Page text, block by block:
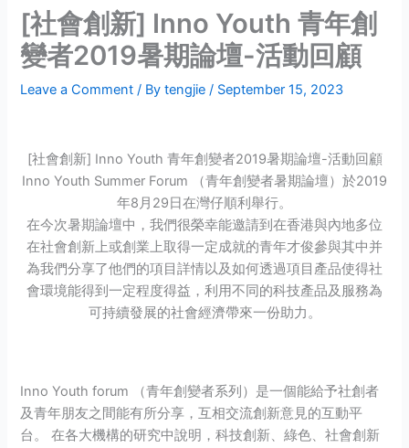
[社會創新] Inno Youth 青年創
變者2019暑期論壇-活動回顧
Leave a Comment / Bytengjie/ September 15, 2023
[社會創新] Inno Youth 青年創變者2019暑期論壇-活動回顧
Inno Youth Summer Forum （青年創變者暑期論壇）於2019
年8月29日在灣仔順利舉行。
在今次暑期論壇中，我們很榮幸能邀請到在香港與內地多位
在社會創新上或創業上取得一定成就的青年才俊參與其中并
為我們分享了他們的項目詳情以及如何透過項目產品使得社
會環境能得到一定程度得益，利用不同的科技產品及服務為
可持續發展的社會經濟帶來一份助力。
Inno Youth forum （青年創變者系列）是一個能給予社創者
及青年朋友之間能有所分享，互相交流創新意見的互動平
台。 在各大機構的研究中說明，科技創新、綠色、社會創新